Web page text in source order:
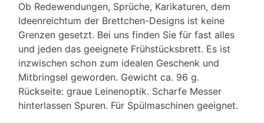
Ob Redewendungen, Sprüche, Karikaturen, dem
Ideenreichtum der Brettchen-Designs ist keine
Grenzen gesetzt. Bei uns finden Sie für fast alles
und jeden das geeignete Frühstücksbrett. Es ist
inzwischen schon zum idealen Geschenk und
Mitbringsel geworden. Gewicht ca. 96 g.
Rückseite: graue Leinenoptik. Scharfe Messer
hinterlassen Spuren. Für Spülmaschinen geeignet.